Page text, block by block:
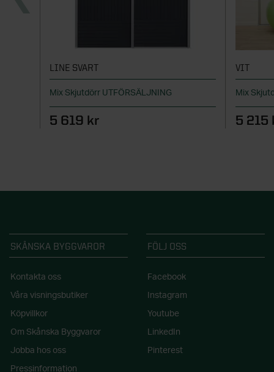
LINE SVART
Mix Skjutdörr UTFÖRSÄLJNING
5 619 kr
VIT
Mix
5 215
SKÅNSKA BYGGVAROR
Kontakta oss
Våra visningsbutiker
Köpvillkor
Om Skånska Byggvaror
Jobba hos oss
Pressinformation
FÖLJ OSS
Facebook
Instagram
Youtube
LinkedIn
Pinterest